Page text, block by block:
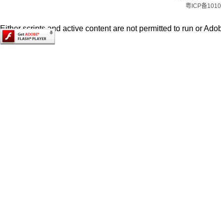
粤ICP备
Either scripts and active content are not permitted to run or